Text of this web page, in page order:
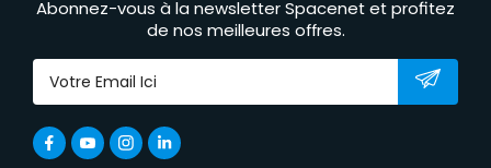
Abonnez-vous à la newsletter Spacenet et profitez
de nos meilleures offres.